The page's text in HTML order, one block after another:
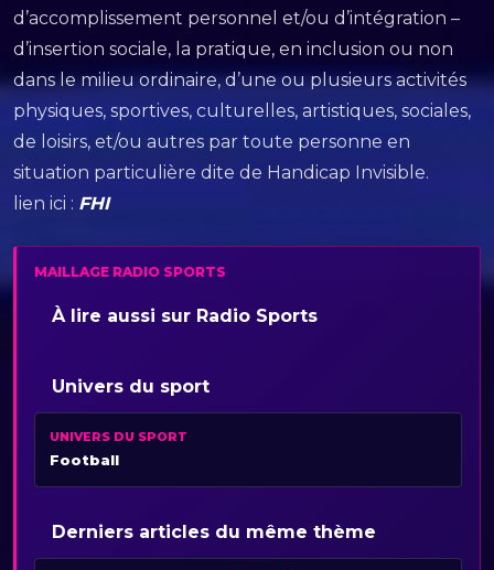
d’accomplissement personnel et/ou d’intégration –
d’insertion sociale, la pratique, en inclusion ou non
dans le milieu ordinaire, d’une ou plusieurs activités
physiques, sportives, culturelles, artistiques, sociales,
de loisirs, et/ou autres par toute personne en
situation particulière dite de Handicap Invisible.
lien ici : FHI
MAILLAGE RADIO SPORTS
À lire aussi sur Radio Sports
Univers du sport
UNIVERS DU SPORT
Football
Derniers articles du même thème